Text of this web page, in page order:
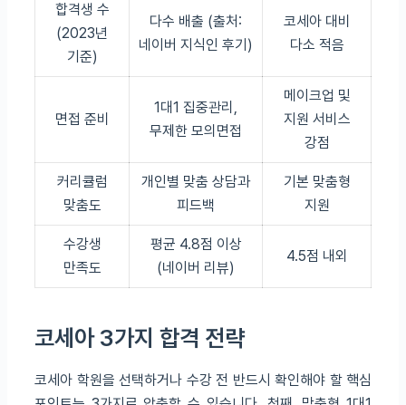
합격생 수
(2023년
기준)
다수 배출 (출처:
네이버 지식인 후기)
코세아 대비
다소 적음
면접 준비
1대1 집중관리,
무제한 모의면접
메이크업 및
지원 서비스
강점
커리큘럼
맞춤도
개인별 맞춤 상담과
피드백
기본 맞춤형
지원
수강생
만족도
평균 4.8점 이상
(네이버 리뷰)
4.5점 내외
코세아 3가지 합격 전략
코세아 학원을 선택하거나 수강 전 반드시 확인해야 할 핵심